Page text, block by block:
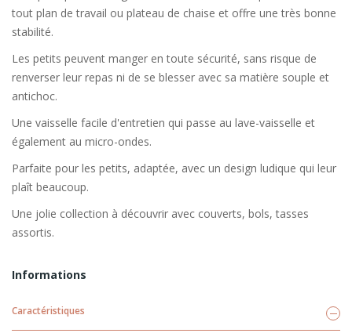
tout plan de travail ou plateau de chaise et offre une très bonne
stabilité.
Les petits peuvent manger en toute sécurité, sans risque de
renverser leur repas ni de se blesser avec sa matière souple et
antichoc.
Une vaisselle facile d'entretien qui passe au lave-vaisselle et
également au micro-ondes.
Parfaite pour les petits, adaptée, avec un design ludique qui leur
plaît beaucoup.
Une jolie collection à découvrir avec couverts, bols, tasses
assortis.
Informations
Caractéristiques